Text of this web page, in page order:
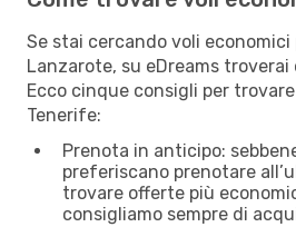
Se stai cercando voli economici
Lanzarote, su eDreams
Ecco cinque consigli per
Tenerife:
Prenota in anticipo:
preferiscano prenotare
trovare offerte più
consigliamo sempre di